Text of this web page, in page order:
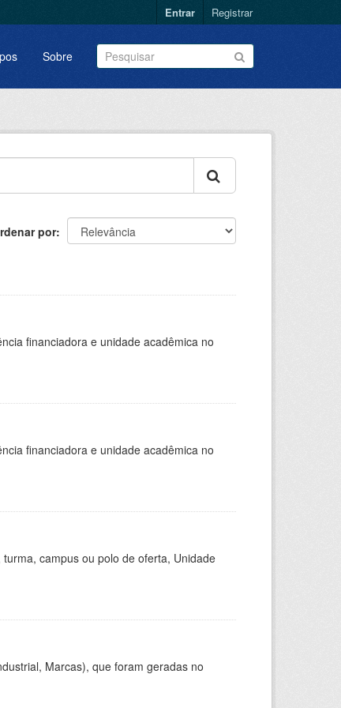
Entrar Registrar
Sobre
por
financiadora e unidade acadêmica no
financiadora e unidade acadêmica no
campus ou polo de oferta, Unidade
Marcas), que foram geradas no